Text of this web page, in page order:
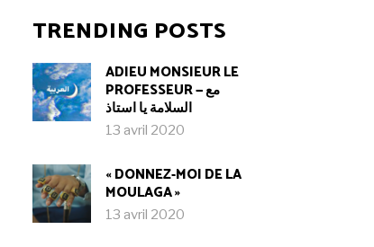
TRENDING POSTS
ADIEU MONSIEUR LE
PROFESSEUR — مع
السلامة يا استاذ
13 avril 2020
« DONNEZ-MOI DE LA
MOULAGA »
13 avril 2020